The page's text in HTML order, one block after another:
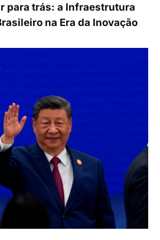
para trás: a Infraestrutura
na Era da Inovação